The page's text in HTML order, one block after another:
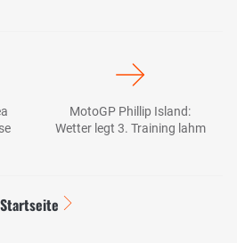
MotoGP Phillip Island:
Wetter legt 3. Training lahm
Startseite